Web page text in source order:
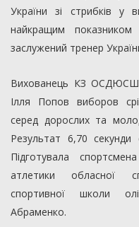
України зі стрибків
найкращим показником
заслужений тренер
Вихованець КЗ
Ілля Попов виборов
серед дорослих та
Результат 6,70
Підготувала
атлетики обласної
спортивної школи
Абраменко.